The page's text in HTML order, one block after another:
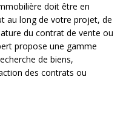
doit être en
au long de votre projet, de
du contrat de vente ou
propose une gamme
de biens,
des contrats ou